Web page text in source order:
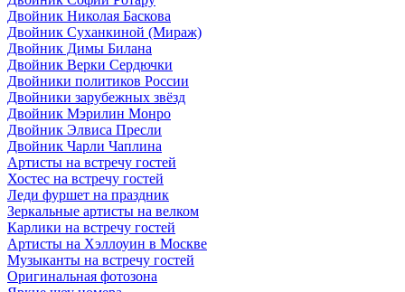
Двойник Николая Баскова
Двойник Суханкиной (Мираж)
Двойник Димы Билана
Двойник Верки Сердючки
Двойники политиков России
Двойники зарубежных звёзд
Двойник Мэрилин Монро
Двойник Элвиса Пресли
Двойник Чарли Чаплина
Артисты на встречу гостей
Хостес на встречу гостей
Леди фуршет на праздник
Зеркальные артисты на велком
Карлики на встречу гостей
Артисты на Хэллоуин в Москве
Музыканты на встречу гостей
Оригинальная фотозона